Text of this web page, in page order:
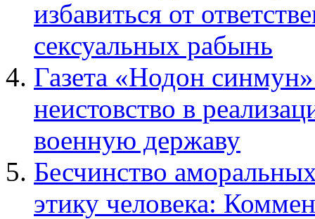
избавиться от
сексуальных рабынь
Газета «Нодон
неистовство в
военную державу
Бесчинство
этику человека: